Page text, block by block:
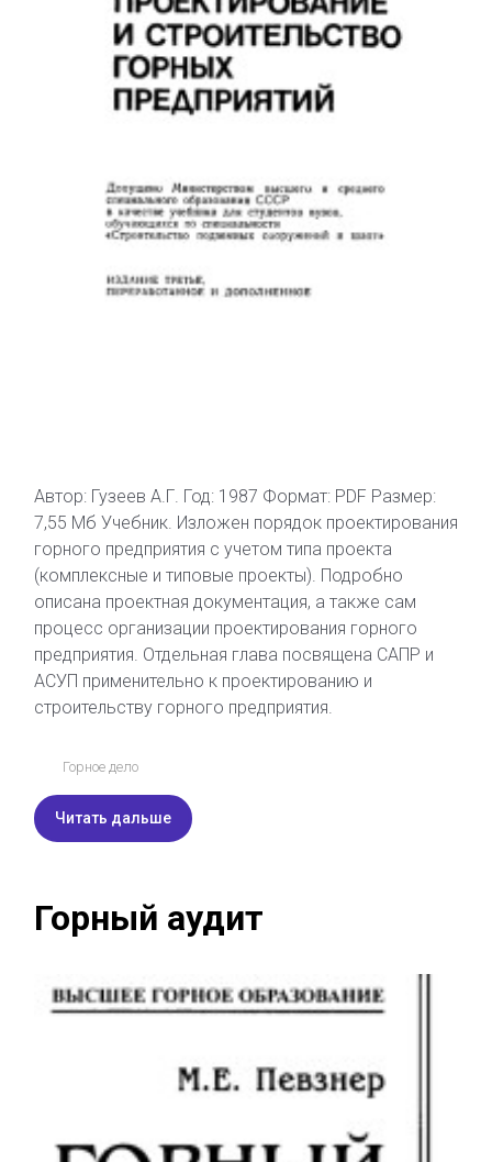
Автор: Гузеев А.Г. Год: 1987 Формат: PDF Размер:
7,55 Мб Учебник. Изложен порядок проектирования
горного предприятия с учетом типа проекта
(комплексные и типовые проекты). Подробно
описана проектная документация, а также сам
процесс организации проектирования горного
предприятия. Отдельная глава посвящена САПР и
АСУП применительно к проектированию и
строительству горного предприятия.
Горное дело
Читать дальше
Горный аудит